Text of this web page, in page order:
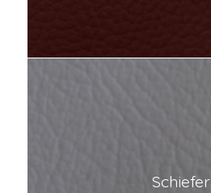
Schiefer